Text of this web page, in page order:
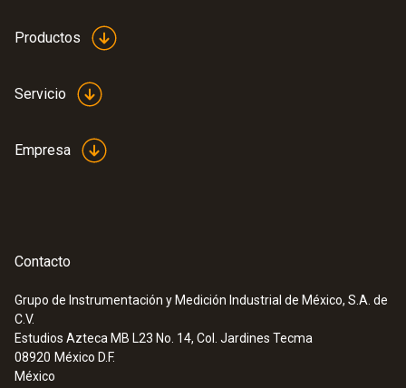
Color del producto
blanco
-1 … 5001 bar.
Productos
Servicio
Empresa
Contacto
Grupo de Instrumentación y Medición Industrial de México, S.A. de
C.V.
Estudios Azteca MB L23 No. 14, Col. Jardines Tecma
08920 México D.F.
México